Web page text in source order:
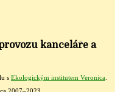
kanceláře a
s Ekologickým institutem Veronica.